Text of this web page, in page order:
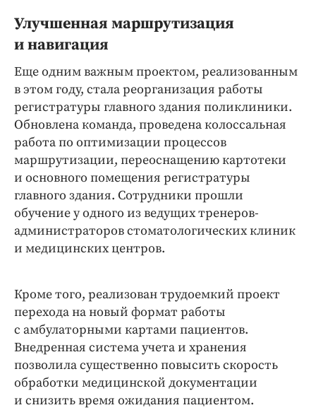
Улучшенная маршрутизация
и навигация
Еще одним важным проектом, реализованным
в этом году, стала реорганизация работы
регистратуры главного здания поликлиники.
Обновлена команда, проведена колоссальная
работа по оптимизации процессов
маршрутизации, переоснащению картотеки
и основного помещения регистратуры
главного здания. Сотрудники прошли
обучение у одного из ведущих тренеров-
администраторов стоматологических клиник
и медицинских центров.
Кроме того, реализован трудоемкий проект
перехода на новый формат работы
с амбулаторными картами пациентов.
Внедренная система учета и хранения
позволила существенно повысить скорость
обработки медицинской документации
и снизить время ожидания пациентом.